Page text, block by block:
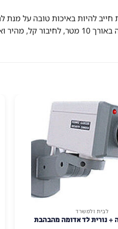
להיות באיכות טובה על
להמחשה בלבד.
לבית ולמשרד
+ נורית לד אדומה מהבהבת